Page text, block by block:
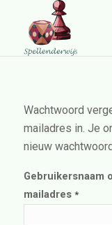
Wachtwoord
mailadres in. Je
nieuw
Gebruikersnaam
mailadres *